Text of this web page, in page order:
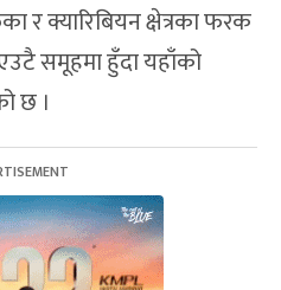
र क्यारिबियन क्षेत्रका फरक
समूहमा हुँदा यहाँको
छ ।